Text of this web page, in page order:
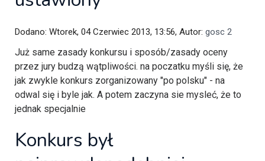
Dodano: Wtorek, 04 Czerwiec 2013, 13:56, Autor: gosc 2
Już same zasady konkursu i sposób/zasady oceny
przez jury budzą wątpliwości. na poczatku myśli się, że
jak zwykle konkurs zorganizowany "po polsku" - na
odwal się i byle jak. A potem zaczyna sie mysleć, że to
jednak specjalnie
Konkurs był